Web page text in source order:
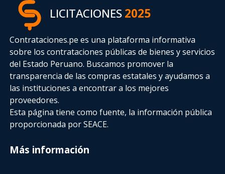
LICITACIONES2025
Contrataciones.pe es una plataforma informativa
sobre los contrataciones públicas de bienes y servicios
del Estado Peruano. Buscamos promover la
transparencia de las compras estatalesy ayudamos a
las instituciones a encontrar a los mejores
proveedores.
Esta página tiene como fuente, la información pública
proporcionada por SEACE.
Más información